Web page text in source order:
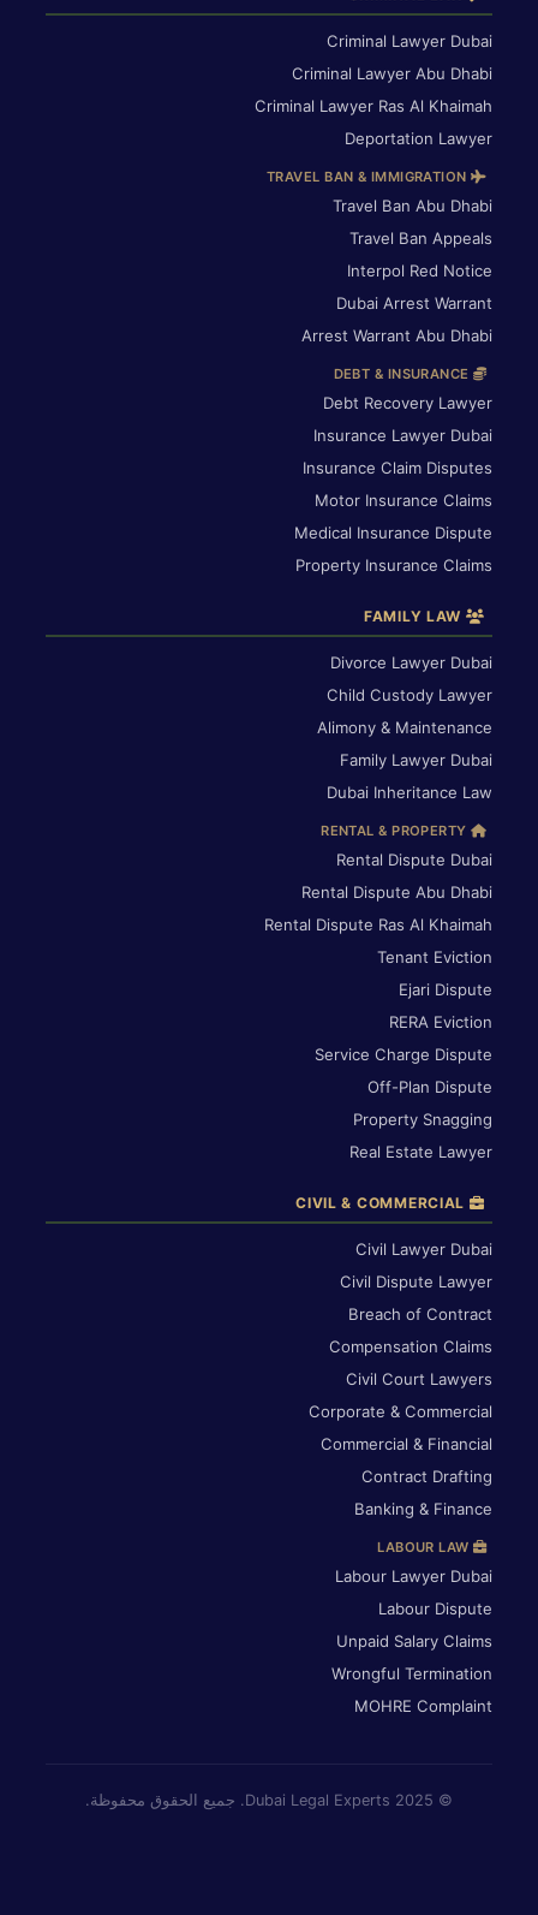
Criminal Lawyer Dubai
Criminal Lawyer Abu Dhabi
Criminal Lawyer Ras Al Khaimah
Deportation Lawyer
TRAVEL BAN & IMMIGRATION
Travel Ban Abu Dhabi
Travel Ban Appeals
Interpol Red Notice
Dubai Arrest Warrant
Arrest Warrant Abu Dhabi
DEBT & INSURANCE
Debt Recovery Lawyer
Insurance Lawyer Dubai
Insurance Claim Disputes
Motor Insurance Claims
Medical Insurance Dispute
Property Insurance Claims
Divorce Lawyer Dubai
Child Custody Lawyer
Alimony & Maintenance
Family Lawyer Dubai
Dubai Inheritance Law
RENTAL & PROPERTY
Rental Dispute Dubai
Rental Dispute Abu Dhabi
Rental Dispute Ras Al Khaimah
Tenant Eviction
Ejari Dispute
RERA Eviction
Service Charge Dispute
Off-Plan Dispute
Property Snagging
Real Estate Lawyer
Civil Lawyer Dubai
Civil Dispute Lawyer
Breach of Contract
Compensation Claims
Civil Court Lawyers
Corporate & Commercial
Commercial & Financial
Contract Drafting
Banking & Finance
LABOUR LAW
Labour Lawyer Dubai
Labour Dispute
Unpaid Salary Claims
Wrongful Termination
MOHRE Complaint
© 2025 Dubai Legal Experts. جميع الحقوق محفوظة.